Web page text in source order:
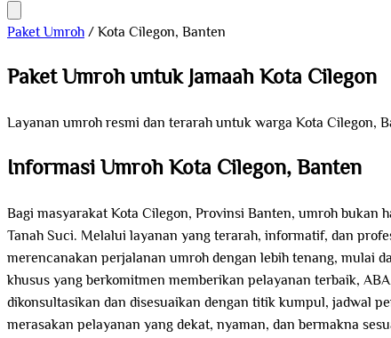
Paket Umroh/Kota Cilegon, Banten
Paket Umroh untuk Jamaah Kota Cilegon
Layanan umroh resmi dan terarah untuk warga Kota Cilegon,
Informasi Umroh Kota Cilegon, Banten
Bagi masyarakat Kota Cilegon, Provinsi Banten, umroh
Tanah Suci. Melalui layanan yang terarah, informatif, dan
merencanakan perjalanan umroh dengan lebih tenang, mulai
khusus yang berkomitmen memberikan pelayanan terbaik,
dikonsultasikan dan disesuaikan dengan titik kumpul, jadwal
merasakan pelayanan yang dekat, nyaman, dan bermakna